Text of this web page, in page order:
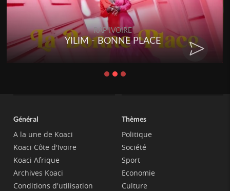
RAP IVOIRE
YILIM - BONNE PLACE
Général
A la une de Koaci
Koaci Côte d'Ivoire
Koaci Afrique
Archives Koaci
Conditions d'utilisation
Thèmes
Politique
Société
Sport
Economie
Culture